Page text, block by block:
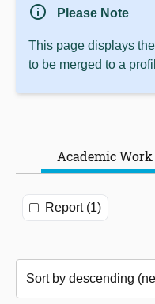
info Please Note
This page displays
to be merged to a
Academic Work
Report (1)